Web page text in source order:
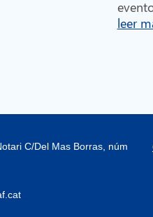
leer
C/Del Mas Borras, núm